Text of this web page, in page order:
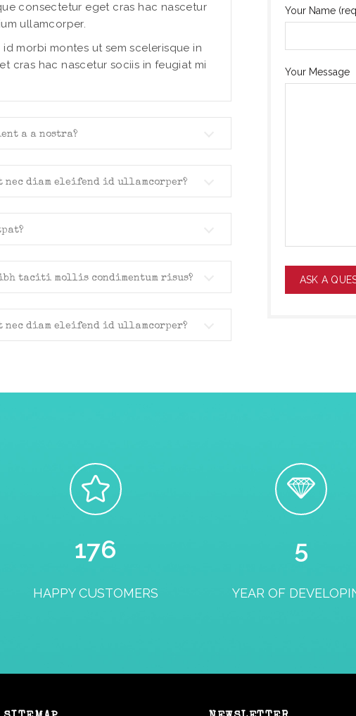
consectetur eget cras hac nascetur
ullamcorper.
morbi montes ut sem scelerisque in
cras hac nascetur sociis in feugiat mi
a a nostra?
diam eleifend id ullamcorper?
taciti mollis condimentum risus?
diam eleifend id ullamcorper?
Your Name
Your Message
180
HAPPY CUSTOMERS
5
YEAR OF